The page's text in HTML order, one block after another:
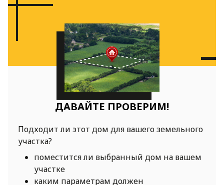
ДАВАЙТЕ ПРОВЕРИМ!
Подходит ли этот дом для вашего земельного
участка?
поместится ли выбранный дом на вашем
участке
каким параметрам должен